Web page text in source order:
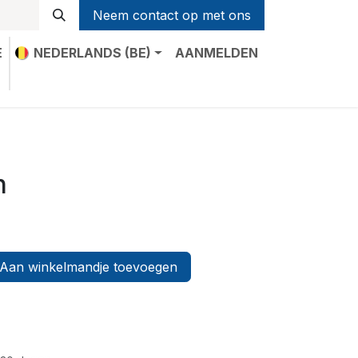
Neem contact op met ons
NEDERLANDS (BE)
AANMELDEN
Aan winkelmandje toevoegen